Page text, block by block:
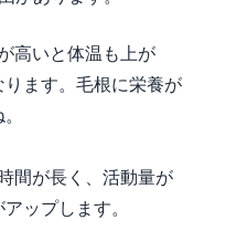
高いと体温も上が
ます。毛根に栄養が
間が長く、活動量が
ップします。